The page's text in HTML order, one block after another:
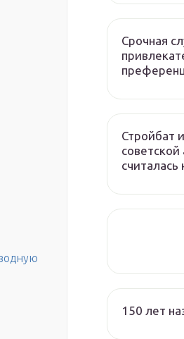
Срочная
Стройбат
150 лет